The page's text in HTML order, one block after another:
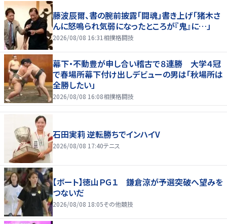
藤波辰爾、書の腕前披露「闘魂」書き上げ「猪木さ
んに怒鳴られ気弱になったところが『鬼』に…」
2026/08/08 16:31 相撲格闘技
幕下・不動豊が申し合い稽古で８連勝 大学４冠
で春場所幕下付け出しデビューの男は「秋場所は
全勝したい」
2026/08/08 16:08相撲格闘技
石田実莉 逆転勝ちでインハイV
2026/08/08 17:40テニス
【ボート】徳山ＰＧ１ 鎌倉涼が予選突破へ望みを
つないだ
2026/08/08 18:05その他競技